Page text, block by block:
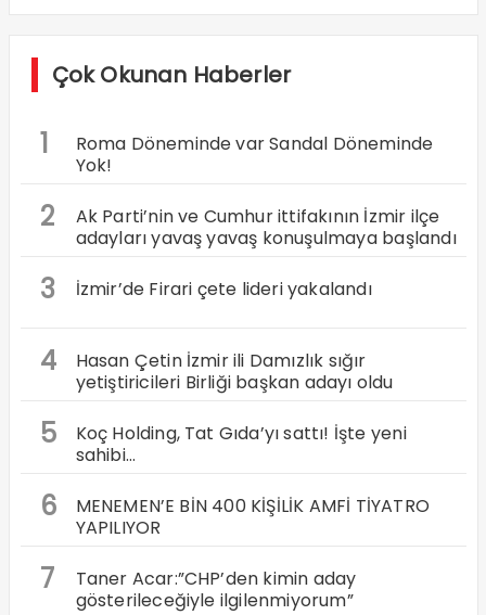
Çok Okunan Haberler
1
Roma Döneminde var Sandal Döneminde
Yok!
2
Ak Parti’nin ve Cumhur ittifakının İzmir ilçe
adayları yavaş yavaş konuşulmaya başlandı
3 İzmir’de Firari çete lideri yakalandı
4
Hasan Çetin İzmir ili Damızlık sığır
yetiştiricileri Birliği başkan adayı oldu
5
Koç Holding, Tat Gıda’yı sattı! İşte yeni
sahibi…
6
MENEMEN’E BİN 400 KİŞİLİK AMFİ TİYATRO
YAPILIYOR
7
Taner Acar:”CHP’den kimin aday
gösterileceğiyle ilgilenmiyorum”